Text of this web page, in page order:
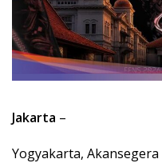
Jakarta –
Yogyakarta,